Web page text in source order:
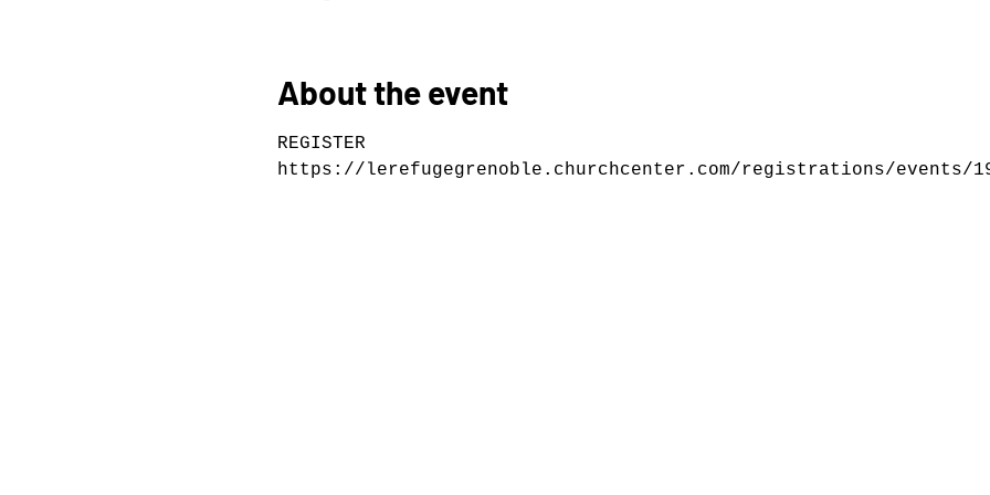
About the event
REGISTER
https://lerefugegrenoble.churchcenter.com/registrations/events/